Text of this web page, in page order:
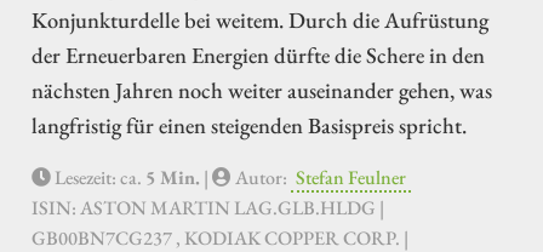
Konjunkturdelle bei weitem. Durch die Aufrüstung
der Erneuerbaren Energien dürfte die Schere in den
nächsten Jahren noch weiter auseinander gehen, was
langfristig für einen steigenden Basispreis spricht.
Lesezeit: ca. 5 Min. | Autor: Stefan Feulner
ISIN: ASTON MARTIN LAG.GLB.HLDG |
GB00BN7CG237 , KODIAK COPPER CORP. |